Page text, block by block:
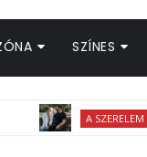
SZÍNES
A SZERELEM KÉPLETE HÍREK